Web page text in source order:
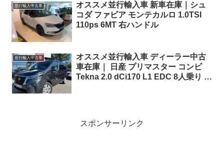
並行輸入中古車
オススメ並行輸入車 新車在庫｜シュ
コダ ファビア モンテカルロ 1.0TSI
110ps 6MT 右ハンドル
並行輸入中古車
オススメ並行輸入車 ディーラー中古
車在庫｜ 日産 プリマスター コンビ
Tekna 2.0 dCi170 L1 EDC 8人乗り 左
スポンサーリンク